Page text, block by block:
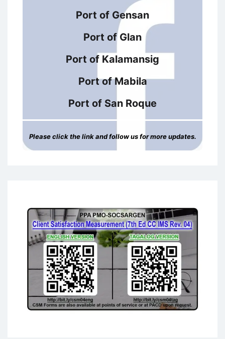
Port of Gensan
Port of Glan
Port of Kalamansig
Port of Mabila
Port of San Roque
Please click the link and follow us for more updates.